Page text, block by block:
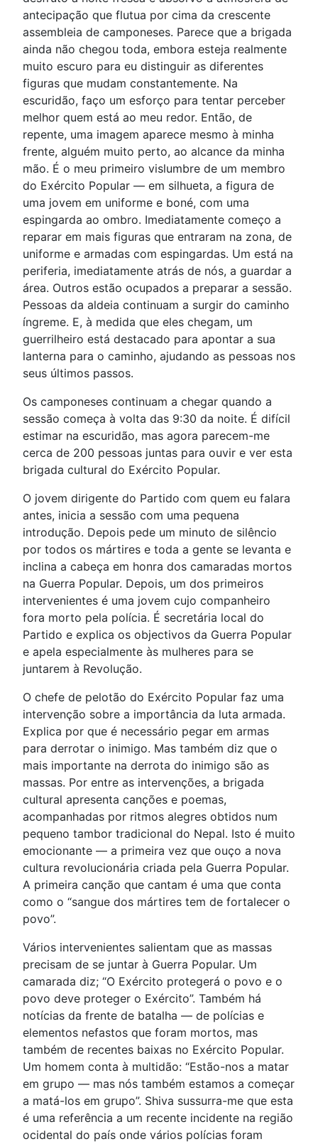
antecipação que flutua por cima da crescente
assembleia de camponeses. Parece que a brigada
ainda não chegou toda, embora esteja realmente
muito escuro para eu distinguir as diferentes
figuras que mudam constantemente. Na
escuridão, faço um esforço para tentar perceber
melhor quem está ao meu redor. Então, de
repente, uma imagem aparece mesmo à minha
frente, alguém muito perto, ao alcance da minha
mão. É o meu primeiro vislumbre de um membro
do Exército Popular — em silhueta, a figura de
uma jovem em uniforme e boné, com uma
espingarda ao ombro. Imediatamente começo a
reparar em mais figuras que entraram na zona, de
uniforme e armadas com espingardas. Um está na
periferia, imediatamente atrás de nós, a guardar a
área. Outros estão ocupados a preparar a sessão.
Pessoas da aldeia continuam a surgir do caminho
íngreme. E, à medida que eles chegam, um
guerrilheiro está destacado para apontar a sua
lanterna para o caminho, ajudando as pessoas nos
seus últimos passos.
Os camponeses continuam a chegar quando a
sessão começa à volta das 9:30 da noite. É difícil
estimar na escuridão, mas agora parecem-me
cerca de 200 pessoas juntas para ouvir e ver esta
brigada cultural do Exército Popular.
O jovem dirigente do Partido com quem eu falara
antes, inicia a sessão com uma pequena
introdução. Depois pede um minuto de silêncio
por todos os mártires e toda a gente se levanta e
inclina a cabeça em honra dos camaradas mortos
na Guerra Popular. Depois, um dos primeiros
intervenientes é uma jovem cujo companheiro
fora morto pela polícia. É secretária local do
Partido e explica os objectivos da Guerra Popular
e apela especialmente às mulheres para se
juntarem à Revolução.
O chefe de pelotão do Exército Popular faz uma
intervenção sobre a importância da luta armada.
Explica por que é necessário pegar em armas
para derrotar o inimigo. Mas também diz que o
mais importante na derrota do inimigo são as
massas. Por entre as intervenções, a brigada
cultural apresenta canções e poemas,
acompanhadas por ritmos alegres obtidos num
pequeno tambor tradicional do Nepal. Isto é muito
emocionante — a primeira vez que ouço a nova
cultura revolucionária criada pela Guerra Popular.
A primeira canção que cantam é uma que conta
como o “sangue dos mártires tem de fortalecer o
povo”.
Vários intervenientes salientam que as massas
precisam de se juntar à Guerra Popular. Um
camarada diz; “O Exército protegerá o povo e o
povo deve proteger o Exército”. Também há
notícias da frente de batalha — de polícias e
elementos nefastos que foram mortos, mas
também de recentes baixas no Exército Popular.
Um homem conta à multidão: “Estão-nos a matar
em grupo — mas nós também estamos a começar
a matá-los em grupo”. Shiva sussurra-me que esta
é uma referência a um recente incidente na região
ocidental do país onde vários polícias foram